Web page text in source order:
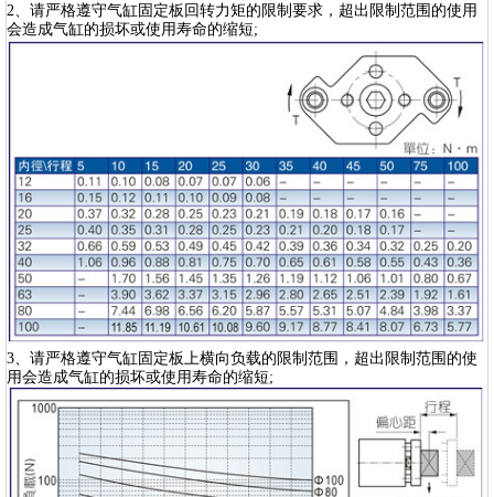
2、请严格遵守气缸固定板回转力矩的限制要求，超出限制范围的使用
会造成气缸的损坏或使用寿命的缩短;
3、请严格遵守气缸固定板上横向负载的限制范围，超出限制范围的使
用会造成气缸的损坏或使用寿命的缩短;